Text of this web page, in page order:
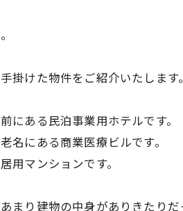
掛けた物件をご紹介いたします。
にある民泊事業用ホテルです。
名にある商業医療ビルです。
用マンションです。
まり建物の中身がありきたり